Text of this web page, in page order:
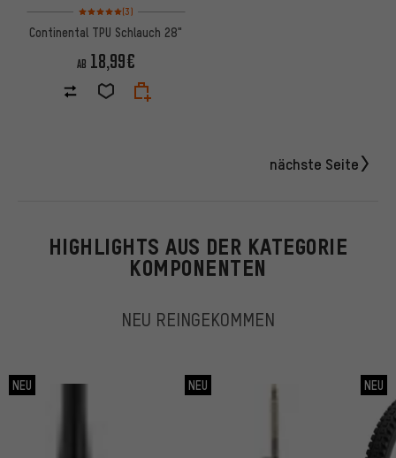
Bewertungen: 5 von 5 basierend auf 3 Bewertungen
(3)
Continental TPU Schlauch 28"
AB 18,99€
nächste Seite
HIGHLIGHTS AUS DER KATEGORIE
KOMPONENTEN
NEU REINGEKOMMEN
NEU NEU NEU